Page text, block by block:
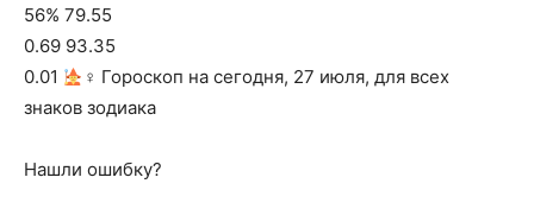
56% 79.55
0.69 93.35
0.01
‍♀ Гороскоп на сегодня, 27 июля, для всех
знаков зодиака
Нашли ошибку?